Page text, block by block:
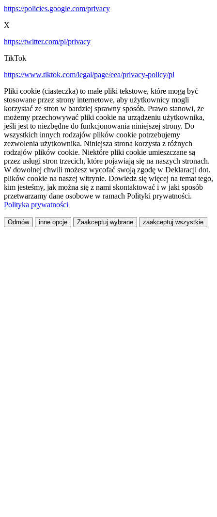
https://policies.google.com/privacy
X
https://twitter.com/pl/privacy
TikTok
https://www.tiktok.com/legal/page/eea/privacy-policy/pl
Pliki cookie (ciasteczka) to małe pliki tekstowe, które mogą być
stosowane przez strony internetowe, aby użytkownicy mogli
korzystać ze stron w bardziej sprawny sposób. Prawo stanowi, że
możemy przechowywać pliki cookie na urządzeniu użytkownika,
jeśli jest to niezbędne do funkcjonowania niniejszej strony. Do
wszystkich innych rodzajów plików cookie potrzebujemy
zezwolenia użytkownika. Niniejsza strona korzysta z różnych
rodzajów plików cookie. Niektóre pliki cookie umieszczane są
przez usługi stron trzecich, które pojawiają się na naszych stronach.
W dowolnej chwili możesz wycofać swoją zgodę w Deklaracji dot.
plików cookie na naszej witrynie. Dowiedz się więcej na temat tego,
kim jesteśmy, jak można się z nami skontaktować i w jaki sposób
przetwarzamy dane osobowe w ramach Polityki prywatności.
Polityka prywatności
Odmów inne opcje Zaakceptuj wybrane zaakceptuj wszystkie